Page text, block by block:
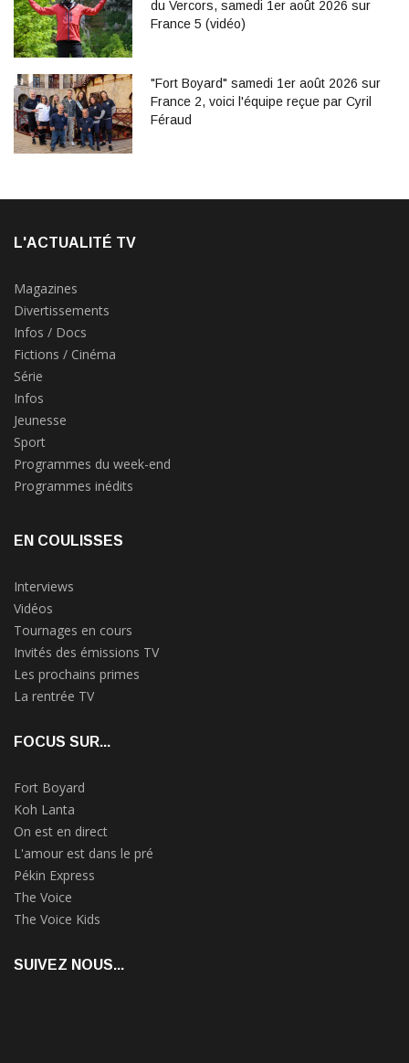
du Vercors, samedi 1er août 2026 sur
France 5 (vidéo)
"Fort Boyard" samedi 1er août 2026 sur
France 2, voici l'équipe reçue par Cyril
Féraud
L'ACTUALITÉ TV
Magazines
Divertissements
Infos / Docs
Fictions / Cinéma
Série
Infos
Jeunesse
Sport
Programmes du week-end
Programmes inédits
EN COULISSES
Interviews
Vidéos
Tournages en cours
Invités des émissions TV
Les prochains primes
La rentrée TV
FOCUS SUR...
Fort Boyard
Koh Lanta
On est en direct
L'amour est dans le pré
Pékin Express
The Voice
The Voice Kids
SUIVEZ NOUS...